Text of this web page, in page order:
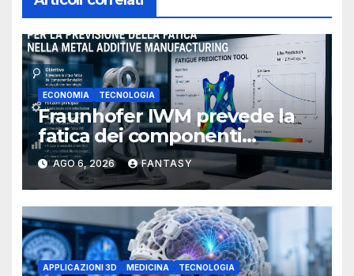
ECONOMIA TECNOLOGIA
Fraunhofer IWM prevede la
fatica dei componenti
metallici stampati in 3D
AGO 6, 2026 FANTASY
APPLICAZIONI 3D MEDICINA TECNOLOGIA